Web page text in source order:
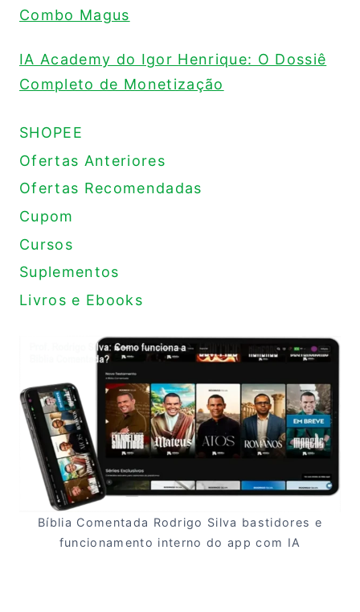
Combo Magus
IA Academy do Igor Henrique: O Dossiê
Completo de Monetização
SHOPEE
Ofertas Anteriores
Ofertas Recomendadas
Cupom
Cursos
Suplementos
Livros e Ebooks
Bíblia Comentada Rodrigo Silva bastidores e
funcionamento interno do app com IA